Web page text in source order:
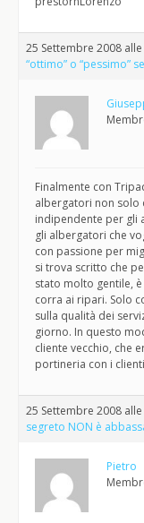
25 Settembre 2008
“ottimo” o “pessimo”
Finalmente con
albergatori non solo
indipendente per gli
gli albergatori che
con passione per
si trova scritto che
stato molto gentile,
corra ai ripari. Solo
sulla qualità dei
giorno. In questo
cliente vecchio, che
portineria con i
25 Settembre 2008
segreto NON è
Pietro